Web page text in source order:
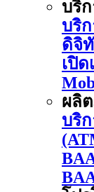
บริ
บริ
ดิจิ
เปิ
ผลิ
บริ